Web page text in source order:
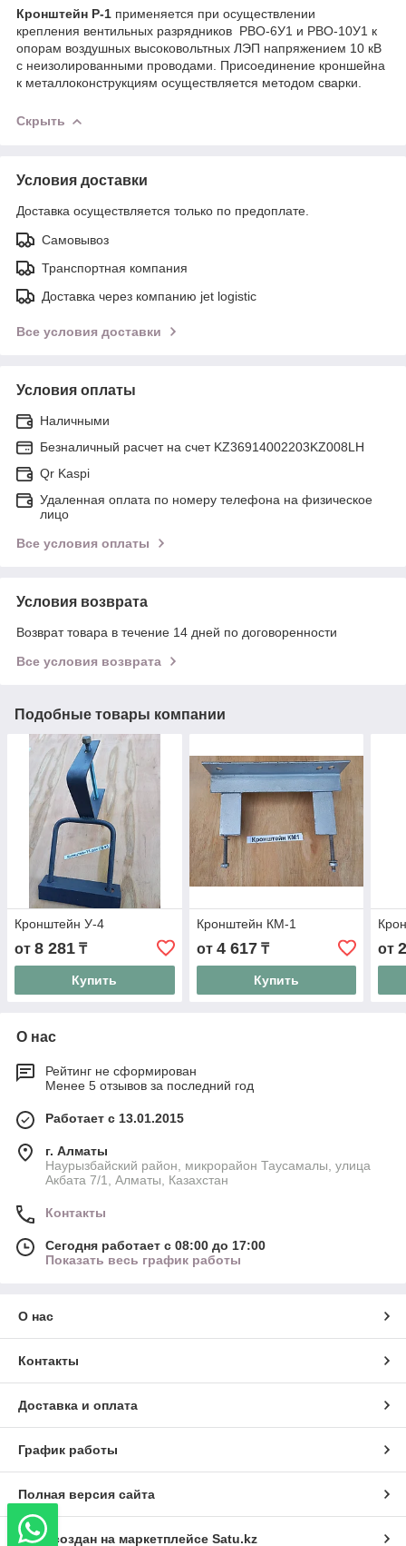
Кронштейн Р-1 применяется при осуществлении
крепления вентильных разрядников РВО-6У1 и РВО-10У1 к
опорам воздушных высоковольтных ЛЭП напряжением 10 кВ
с неизолированными проводами. Присоединение кроншейна
к металлоконструкциям осуществляется методом сварки.
Скрыть
Условия доставки
Доставка осуществляется только по предоплате.
Самовывоз
Транспортная компания
Доставка через компанию jet logistic
Все условия доставки
Условия оплаты
Наличными
Безналичный расчет на счет KZ36914002203KZ008LH
Qr Kaspi
Удаленная оплата по номеру телефона на физическое
лицо
Все условия оплаты
Условия возврата
Возврат товара в течение 14 дней по договоренности
Все условия возврата
Подобные товары компании
Кронштейн У-4
от 8 281 ₸
Купить
Кронштейн КМ-1
от 4 617₸
Купить
от
О нас
Рейтинг не сформирован
Менее 5 отзывов за последний год
Работает с 13.01.2015
г. Алматы
Наурызбайский район, микрорайон Таусамалы, улица
Акбата 7/1, Алматы, Казахстан
Контакты
Сегодня работает с 08:00 до 17:00
Показать весь график работы
О нас
Контакты
Доставка и оплата
График работы
Полная версия сайта
Сайт создан на маркетплейсе Satu.kz